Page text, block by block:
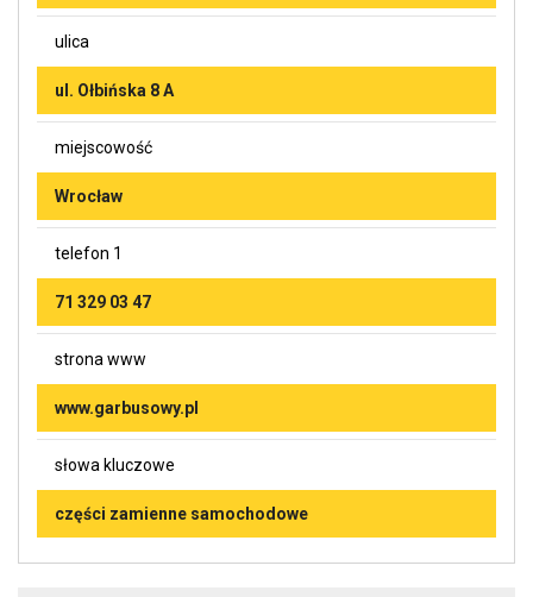
ulica
ul. Ołbińska 8 A
miejscowość
Wrocław
telefon 1
71 329 03 47
strona www
www.garbusowy.pl
słowa kluczowe
części zamienne samochodowe